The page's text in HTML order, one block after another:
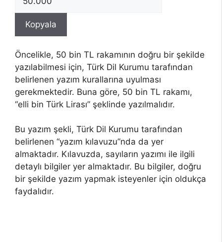
Öncelikle, 50 bin TL rakamının doğru bir şekilde
yazılabilmesi için, Türk Dil Kurumu tarafından
belirlenen yazım kurallarına uyulması
gerekmektedir. Buna göre, 50 bin TL rakamı,
“elli bin Türk Lirası” şeklinde yazılmalıdır.
Bu yazım şekli, Türk Dil Kurumu tarafından
belirlenen “yazım kılavuzu”nda da yer
almaktadır. Kılavuzda, sayıların yazımı ile ilgili
detaylı bilgiler yer almaktadır. Bu bilgiler, doğru
bir şekilde yazım yapmak isteyenler için oldukça
faydalıdır.